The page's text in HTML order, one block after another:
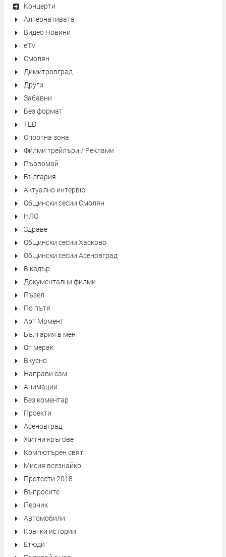
Концерти
Алтернативата
Видео Новини
eTV
Смолян
Димитровград
Други
Забавни
Без формат
TED
Спортна зона
Филми трейлъри / Реклами
Първомай
България
Актуално интервю
Общински сесии Смолян
НЛО
Здраве
Общински сесии Хасково
Общински сесии Асеновград
В кадър
Документални филми
Пъзел
По пътя
Арт Момент
България в мен
От мерак
Вкусно
Направи сам
Анимации
Без коментар
Проекти
Асеновград
Житни кръгове
Компютърен свят
Мисия всезнайко
Протести 2018
Въпросите
Перник
Автомобили
Кратки истории
Етюди